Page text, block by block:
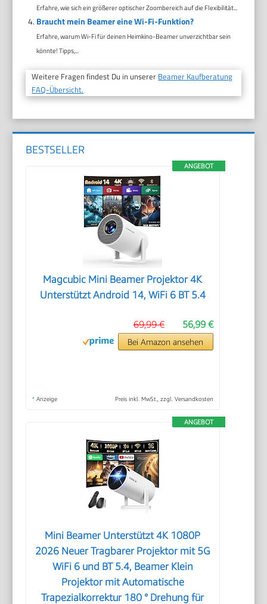
Erfahre, wie sich ein größerer optischer Zoombereich auf die Flexibilität...
Braucht mein Beamer eine Wi-Fi-Funktion?
Erfahre, warum Wi-Fi für deinen Heimkino-Beamer unverzichtbar sein
könnte! Tipps,...
Weitere Fragen findest Du in unserer Beamer Kaufberatung
FAQ-Übersicht.
BESTSELLER
ANGEBOT
Magcubic Mini Beamer Projektor 4K
Unterstützt Android 14, WiFi 6 BT 5.4
56,99 €
69,99 €
Bei Amazon ansehen
* Anzeige Preis inkl. MwSt., zzgl. Versandkosten
ANGEBOT
Mini Beamer Unterstützt 4K 1080P
2026 Neuer Tragbarer Projektor mit 5G
WiFi 6 und BT 5.4, Beamer Klein
Projektor mit Automatische
Trapezialkorrektur 180 ° Drehung für